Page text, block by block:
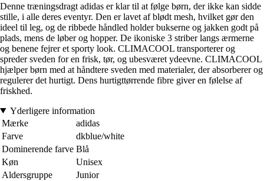
Denne træningsdragt adidas er klar til at følge børn, der ikke kan sidde
stille, i alle deres eventyr. Den er lavet af blødt mesh, hvilket gør den
ideel til leg, og de ribbede håndled holder bukserne og jakken godt på
plads, mens de løber og hopper. De ikoniske 3 striber langs ærmerne
og benene fejrer et sporty look. CLIMACOOL transporterer og
spreder sveden for en frisk, tør, og ubesværet ydeevne. CLIMACOOL
hjælper børn med at håndtere sveden med materialer, der absorberer og
regulerer det hurtigt. Dens hurtigttørrende fibre giver en følelse af
friskhed.
Yderligere information
Mærke
adidas
Farve
dkblue/white
Dominerende farve Blå
Køn
Unisex
Aldersgruppe
Junior